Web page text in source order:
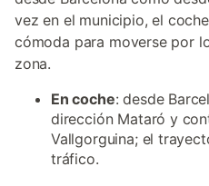
vez en el municipio, el
cómoda para moverse por
zona.
En coche: desde
dirección Mataró y
Vallgorguina; el
tráfico.